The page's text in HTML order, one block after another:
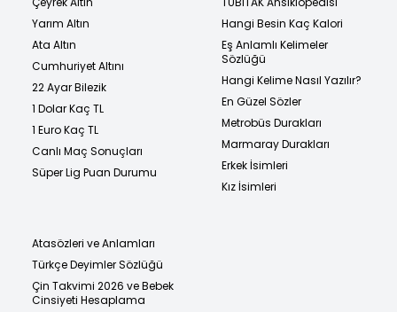
Yarım Altın
Ata Altın
Cumhuriyet Altını
22 Ayar Bilezik
1 Dolar Kaç TL
1 Euro Kaç TL
Canlı Maç Sonuçları
Süper Lig Puan Durumu
Hangi Besin Kaç Kalori
Eş Anlamlı Kelimeler
Sözlüğü
Hangi Kelime Nasıl Yazılır?
En Güzel Sözler
Metrobüs Durakları
Marmaray Durakları
Erkek İsimleri
Kız İsimleri
Atasözleri ve Anlamları
Türkçe Deyimler Sözlüğü
Çin Takvimi 2026 ve Bebek
Cinsiyeti Hesaplama